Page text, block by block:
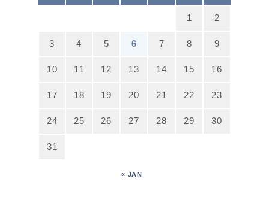
1 2
3 4 5 6 7 8 9
10 11 12 13 14 15 16
17 18 19 20 21 22 23
24 25 26 27 28 29 30
31
« JAN